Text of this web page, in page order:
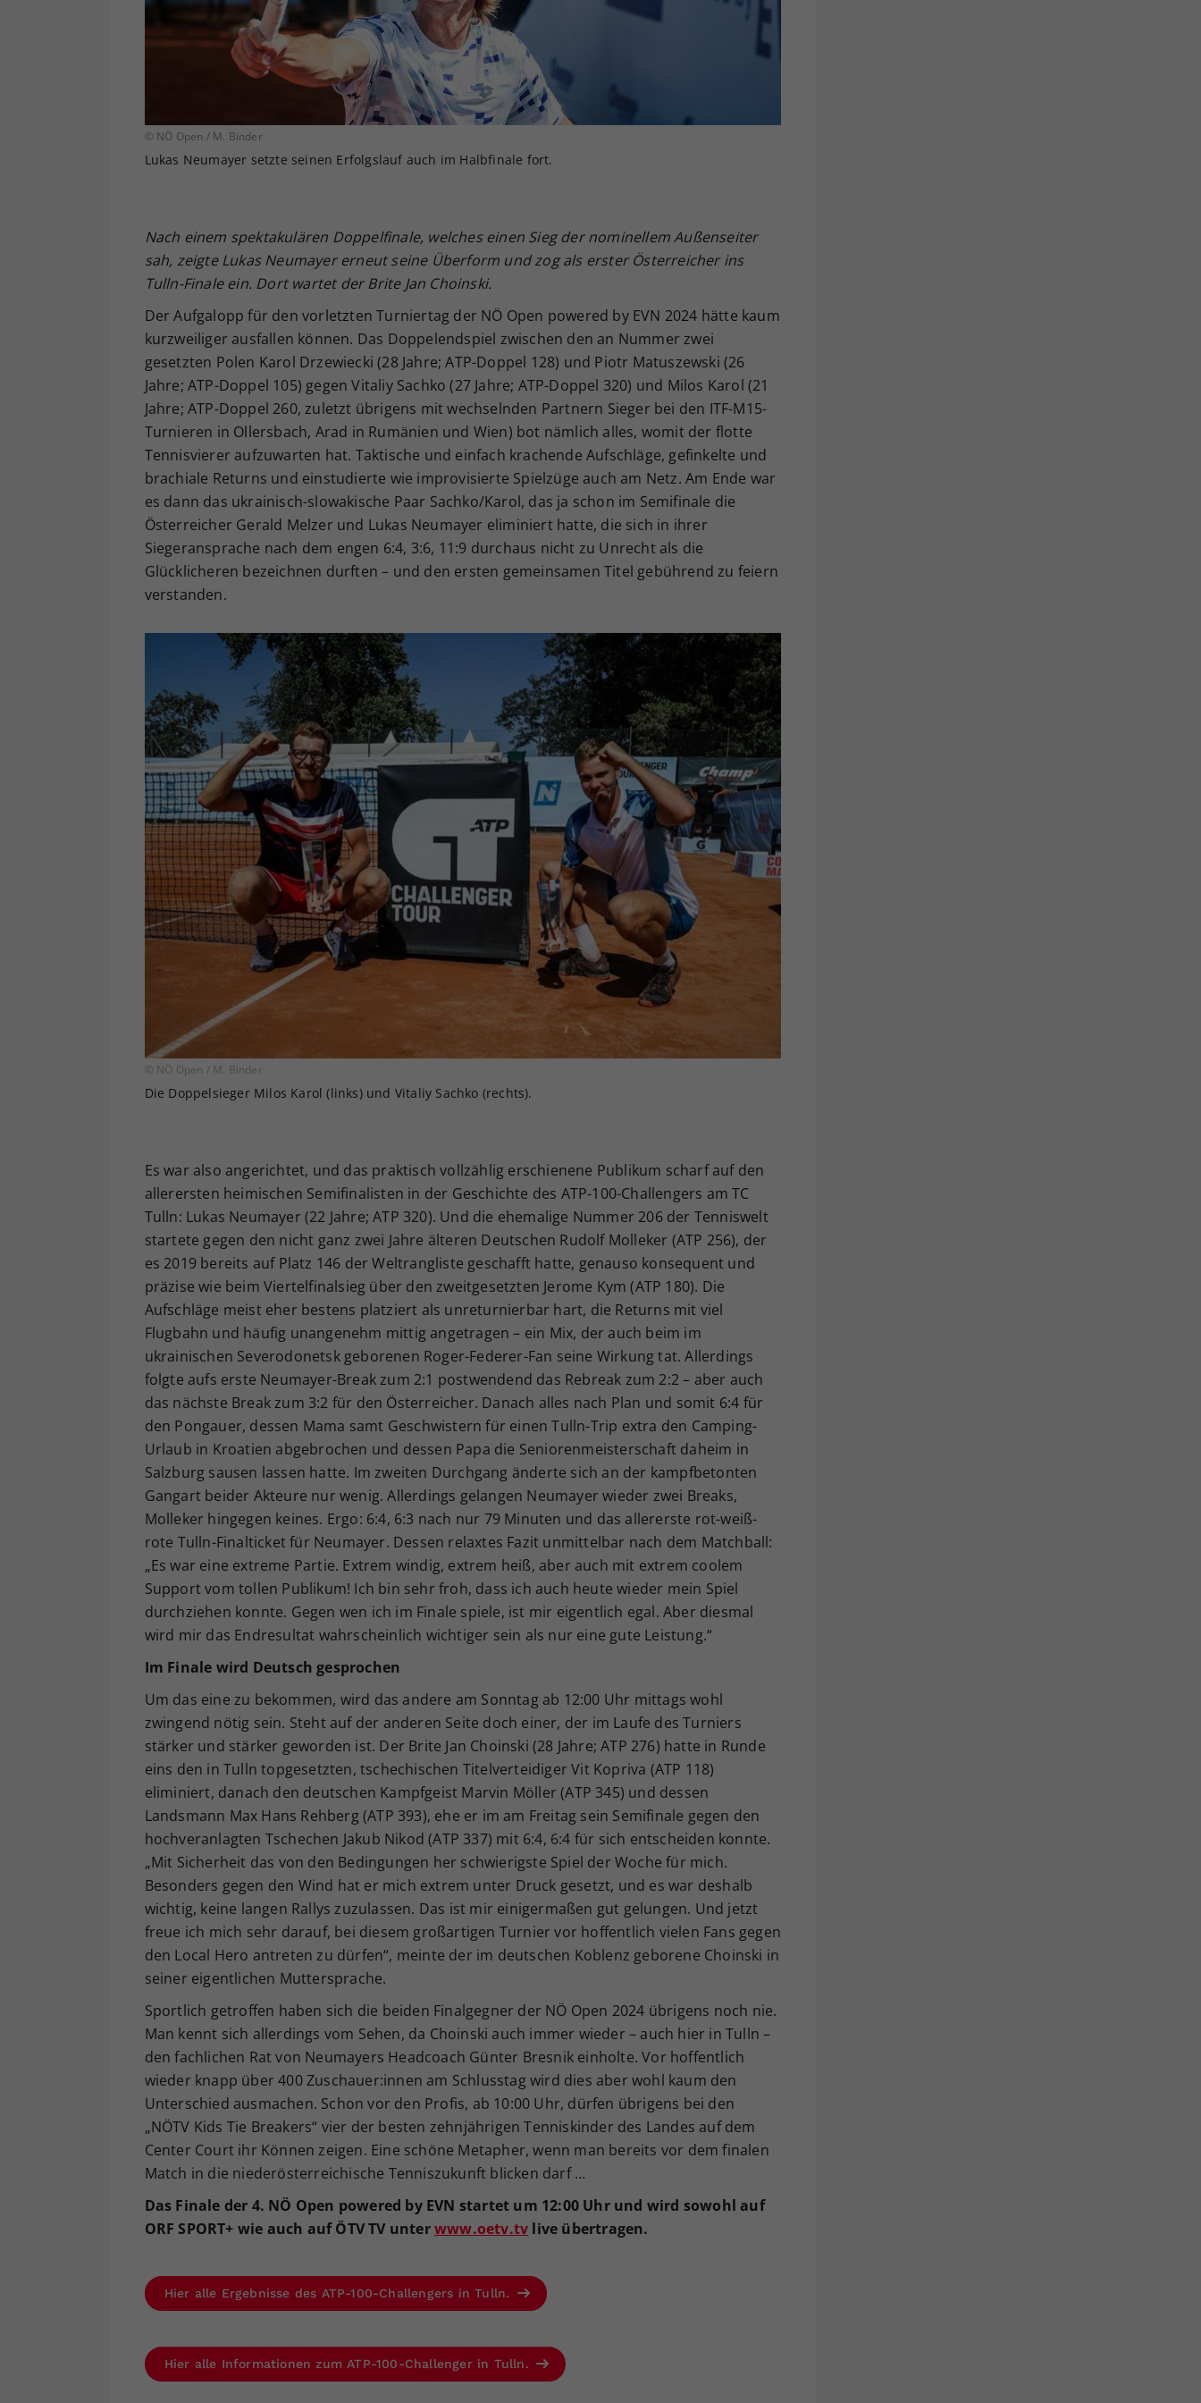
© NÖ Open / M. Binder
Lukas Neumayer setzte seinen Erfolgslauf auch im Halbfinale fort.
Nach einem spektakulären Doppelfinale, welches einen Sieg der nominellem Außenseiter
sah, zeigte Lukas Neumayer erneut seine Überform und zog als erster Österreicher ins
Tulln-Finale ein. Dort wartet der Brite Jan Choinski.
Der Aufgalopp für den vorletzten Turniertag der NÖ Open powered by EVN 2024 hätte kaum
kurzweiliger ausfallen können. Das Doppelendspiel zwischen den an Nummer zwei
gesetzten Polen Karol Drzewiecki (28 Jahre; ATP-Doppel 128) und Piotr Matuszewski (26
Jahre; ATP-Doppel 105) gegen Vitaliy Sachko (27 Jahre; ATP-Doppel 320) und Milos Karol (21
Jahre; ATP-Doppel 260, zuletzt übrigens mit wechselnden Partnern Sieger bei den ITF-M15-
Turnieren in Ollersbach, Arad in Rumänien und Wien) bot nämlich alles, womit der flotte
Tennisvierer aufzuwarten hat. Taktische und einfach krachende Aufschläge, gefinkelte und
brachiale Returns und einstudierte wie improvisierte Spielzüge auch am Netz. Am Ende war
es dann das ukrainisch-slowakische Paar Sachko/Karol, das ja schon im Semifinale die
Österreicher Gerald Melzer und Lukas Neumayer eliminiert hatte, die sich in ihrer
Siegeransprache nach dem engen 6:4, 3:6, 11:9 durchaus nicht zu Unrecht als die
Glücklicheren bezeichnen durften – und den ersten gemeinsamen Titel gebührend zu feiern
verstanden.
© NÖ Open / M. Binder
Die Doppelsieger Milos Karol (links) und Vitaliy Sachko (rechts).
Es war also angerichtet, und das praktisch vollzählig erschienene Publikum scharf auf den
allerersten heimischen Semifinalisten in der Geschichte des ATP-100-Challengers am TC
Tulln: Lukas Neumayer (22 Jahre; ATP 320). Und die ehemalige Nummer 206 der Tenniswelt
startete gegen den nicht ganz zwei Jahre älteren Deutschen Rudolf Molleker (ATP 256), der
es 2019 bereits auf Platz 146 der Weltrangliste geschafft hatte, genauso konsequent und
präzise wie beim Viertelfinalsieg über den zweitgesetzten Jerome Kym (ATP 180). Die
Aufschläge meist eher bestens platziert als unreturnierbar hart, die Returns mit viel
Flugbahn und häufig unangenehm mittig angetragen – ein Mix, der auch beim im
ukrainischen Severodonetsk geborenen Roger-Federer-Fan seine Wirkung tat. Allerdings
folgte aufs erste Neumayer-Break zum 2:1 postwendend das Rebreak zum 2:2 – aber auch
das nächste Break zum 3:2 für den Österreicher. Danach alles nach Plan und somit 6:4 für
den Pongauer, dessen Mama samt Geschwistern für einen Tulln-Trip extra den Camping-
Urlaub in Kroatien abgebrochen und dessen Papa die Seniorenmeisterschaft daheim in
Salzburg sausen lassen hatte. Im zweiten Durchgang änderte sich an der kampfbetonten
Gangart beider Akteure nur wenig. Allerdings gelangen Neumayer wieder zwei Breaks,
Molleker hingegen keines. Ergo: 6:4, 6:3 nach nur 79 Minuten und das allererste rot-weiß-
rote Tulln-Finalticket für Neumayer. Dessen relaxtes Fazit unmittelbar nach dem Matchball:
„Es war eine extreme Partie. Extrem windig, extrem heiß, aber auch mit extrem coolem
Support vom tollen Publikum! Ich bin sehr froh, dass ich auch heute wieder mein Spiel
durchziehen konnte. Gegen wen ich im Finale spiele, ist mir eigentlich egal. Aber diesmal
wird mir das Endresultat wahrscheinlich wichtiger sein als nur eine gute Leistung.“
Im Finale wird Deutsch gesprochen
Um das eine zu bekommen, wird das andere am Sonntag ab 12:00 Uhr mittags wohl
zwingend nötig sein. Steht auf der anderen Seite doch einer, der im Laufe des Turniers
stärker und stärker geworden ist. Der Brite Jan Choinski (28 Jahre; ATP 276) hatte in Runde
eins den in Tulln topgesetzten, tschechischen Titelverteidiger Vit Kopriva (ATP 118)
eliminiert, danach den deutschen Kampfgeist Marvin Möller (ATP 345) und dessen
Landsmann Max Hans Rehberg (ATP 393), ehe er im am Freitag sein Semifinale gegen den
hochveranlagten Tschechen Jakub Nikod (ATP 337) mit 6:4, 6:4 für sich entscheiden konnte.
„Mit Sicherheit das von den Bedingungen her schwierigste Spiel der Woche für mich.
Besonders gegen den Wind hat er mich extrem unter Druck gesetzt, und es war deshalb
wichtig, keine langen Rallys zuzulassen. Das ist mir einigermaßen gut gelungen. Und jetzt
freue ich mich sehr darauf, bei diesem großartigen Turnier vor hoffentlich vielen Fans gegen
den Local Hero antreten zu dürfen“, meinte der im deutschen Koblenz geborene Choinski in
seiner eigentlichen Muttersprache.
Sportlich getroffen haben sich die beiden Finalgegner der NÖ Open 2024 übrigens noch nie.
Man kennt sich allerdings vom Sehen, da Choinski auch immer wieder – auch hier in Tulln –
den fachlichen Rat von Neumayers Headcoach Günter Bresnik einholte. Vor hoffentlich
wieder knapp über 400 Zuschauer:innen am Schlusstag wird dies aber wohl kaum den
Unterschied ausmachen. Schon vor den Profis, ab 10:00 Uhr, dürfen übrigens bei den
„NÖTV Kids Tie Breakers“ vier der besten zehnjährigen Tenniskinder des Landes auf dem
Center Court ihr Können zeigen. Eine schöne Metapher, wenn man bereits vor dem finalen
Match in die niederösterreichische Tenniszukunft blicken darf …
Das Finale der 4. NÖ Open powered by EVN startet um 12:00 Uhr und wird sowohl auf
ORF SPORT+ wie auch auf ÖTV TV unterwww.oetv.tv live übertragen.
Hier alle Ergebnisse des ATP-100-Challengers in Tulln.
Hier alle Informationen zum ATP-100-Challenger in Tulln.
Ihrer vorgenommen Einstellungen, falls der
Webseiten-Betreiber dies eingestellt hat.